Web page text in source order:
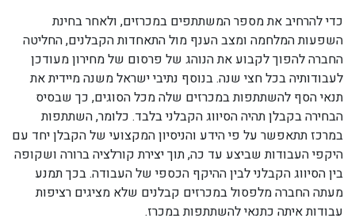
כדי להרחיב את מספר המשתתפים במכרזים, ולאחר בחינת
השפעות המלחמה ומצב הענף מול התאחדות הקבלנים, החליטה
החברה להפוך לקבוע את הנוהג של פרסום של מחירון מעודכן
לעבודותיה בכל חצי שנה. בנוסף נתיבי ישראל משנה מיידית את
תנאי הסף להשתתפות במכרזים שלה מכל הסוגים, כך שבסיס
הבחירה בקבלן תהיה הסיווג הקבלני בלבד. כלומר, השתתפות
במרכז תתאפשר על פי הידע והניסיון המקצועי של הקבלן יחד עם
היקפי העבודות שביצע עד כה, תוך יצירת קורלציה ברורה ושקופה
בין הסיווג הקבלני לבין ההיקף הכספי של העבודה. בכך תמנע
מעתה החברה מלפסול במכרזים קבלנים שלא מציגים רציפות
עבודות איתה כתנאי להשתתפות במכרז.